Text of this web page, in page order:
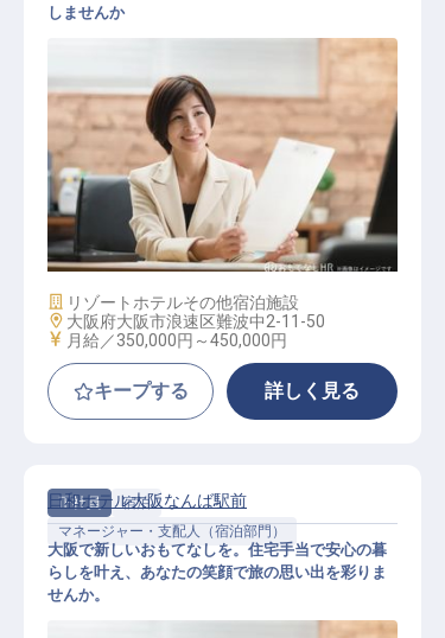
人事MGR
しませんか
施設業態
リゾートホテルその他宿泊施設
勤務地
大阪府大阪市浪速区難波中2-11-50
給与
月給／350,000円～450,000円
キープする 詳しく見る
正社員
宿泊
マネージャー・支配人（宿泊部門）
日和ホテル大阪なんば駅前
大阪で新しいおもてなしを。住宅手当で安心の暮
らしを叶え、あなたの笑顔で旅の思い出を彩りま
せんか。